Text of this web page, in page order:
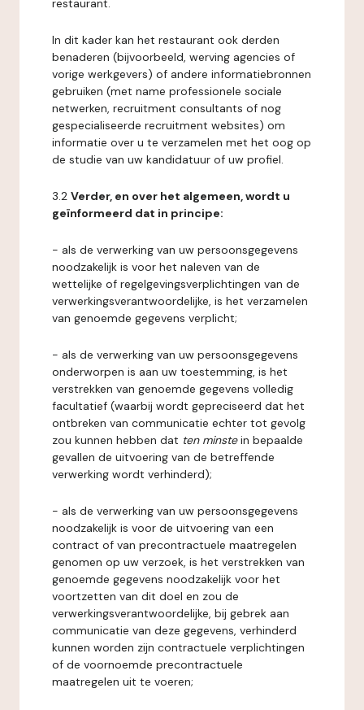
restaurant.
In dit kader kan het restaurant ook derden
benaderen (bijvoorbeeld, werving agencies of
vorige werkgevers) of andere informatiebronnen
gebruiken (met name professionele sociale
netwerken, recruitment consultants of nog
gespecialiseerde recruitment websites) om
informatie over u te verzamelen met het oog op
de studie van uw kandidatuur of uw profiel.
3.2 Verder, en over het algemeen, wordt u
geïnformeerd dat in principe:
- als de verwerking van uw persoonsgegevens
noodzakelijk is voor het naleven van de
wettelijke of regelgevingsverplichtingen van de
verwerkingsverantwoordelijke, is het verzamelen
van genoemde gegevens verplicht;
- als de verwerking van uw persoonsgegevens
onderworpen is aan uw toestemming, is het
verstrekken van genoemde gegevens volledig
facultatief (waarbij wordt gepreciseerd dat het
ontbreken van communicatie echter tot gevolg
zou kunnen hebben dat ten minstein bepaalde
gevallen de uitvoering van de betreffende
verwerking wordt verhinderd);
- als de verwerking van uw persoonsgegevens
noodzakelijk is voor de uitvoering van een
contract of van precontractuele maatregelen
genomen op uw verzoek, is het verstrekken van
genoemde gegevens noodzakelijk voor het
voortzetten van dit doel en zou de
verwerkingsverantwoordelijke, bij gebrek aan
communicatie van deze gegevens, verhinderd
kunnen worden zijn contractuele verplichtingen
of de voornoemde precontractuele
maatregelen uit te voeren;